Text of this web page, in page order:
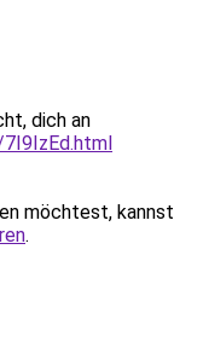
dich an
möchtest, kannst
.